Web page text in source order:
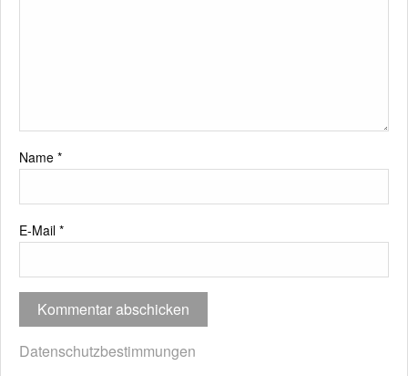
Name *
E-Mail *
Datenschutzbestimmungen